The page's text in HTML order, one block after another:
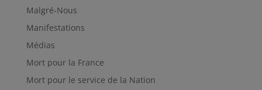
Malgré-Nous
Manifestations
Médias
Mort pour la France
Mort pour le service de la Nation